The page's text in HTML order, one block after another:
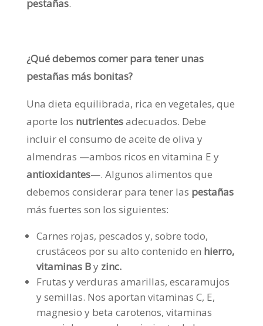
pestañas.
¿Qué debemos comer para tener unas
pestañas más bonitas?
Una dieta equilibrada, rica en vegetales, que
aporte los nutrientesadecuados. Debe
incluir el consumo de aceite de oliva y
almendras —ambos ricos en vitamina E y
antioxidantes—. Algunos alimentos que
debemos considerar para tener las pestañas
más fuertes son los siguientes:
Carnes rojas, pescados y, sobre todo,
crustáceos por su alto contenido en hierro,
vitaminas Byzinc.
Frutas y verduras amarillas, escaramujos
y semillas. Nos aportan vitaminas C, E,
magnesio y beta carotenos, vitaminas